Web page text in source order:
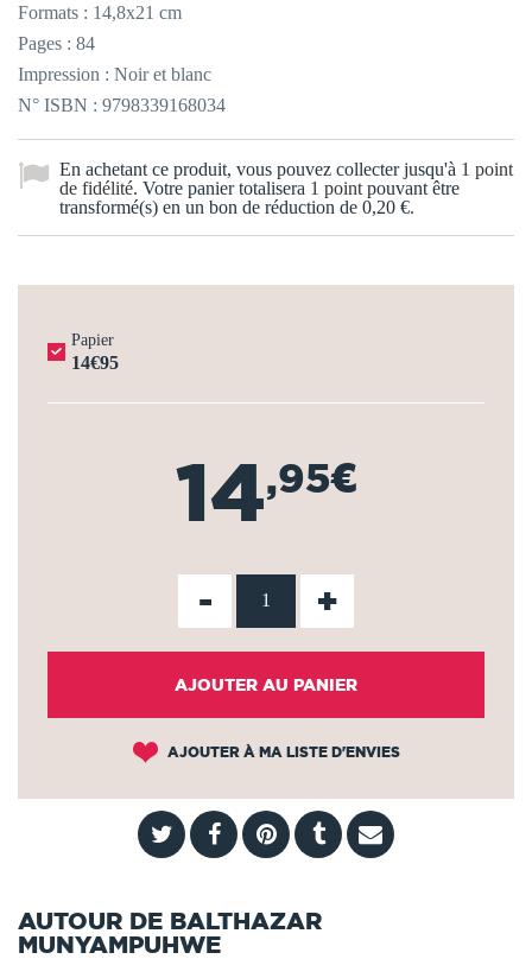
Formats : 14,8x21 cm
Pages : 84
Impression : Noir et blanc
N° ISBN : 9798339168034
En achetant ce produit, vous pouvez collecter jusqu'à 1 point
de fidélité. Votre panier totalisera 1 point pouvant être
transformé(s) en un bon de réduction de 0,20 €.
Papier
14€95
14,95€
- +
AJOUTER AU PANIER
AJOUTER À MA LISTE D'ENVIES
AUTOUR DE BALTHAZAR
MUNYAMPUHWE